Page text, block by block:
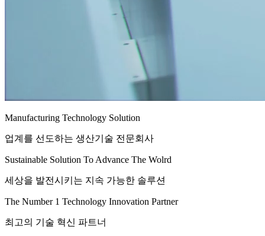
Manufacturing Technology Solution
업계를 선도하는 생산기술 전문회사
Sustainable Solution To Advance The Wolrd
세상을 발전시키는 지속 가능한 솔루션
The Number 1 Technology Innovation Partner
최고의 기술 혁신 파트너